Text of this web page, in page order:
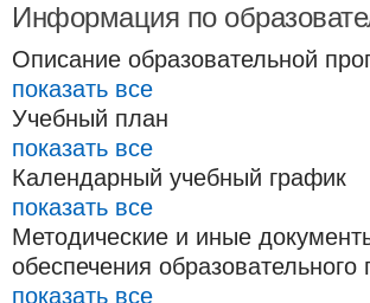
Информация по
Описание образовательной
показать все
Учебный план
показать все
Календарный учебный график
показать все
Методические и иные
обеспечения образовательного
показать все